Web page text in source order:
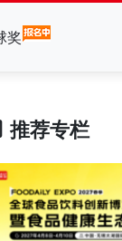
奖
推荐专栏